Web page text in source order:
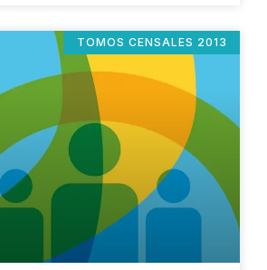
TOMOS CENSALES 2013